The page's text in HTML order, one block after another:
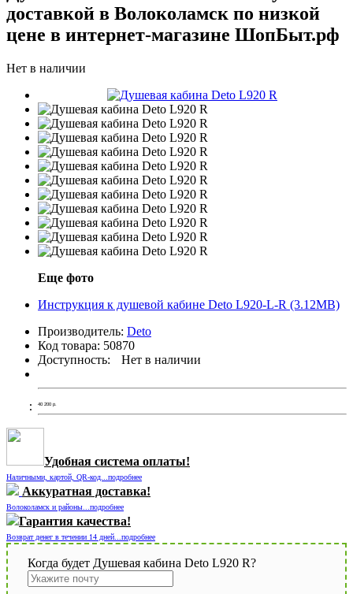
доставкой в Волоколамск по низкой
цене в интернет-магазине ШопБыт.рф
Нет в наличии
Еще фото
Инструкция к душевой кабине Deto L920-L-R (3.12MB)
Производитель: Deto
Код товара: 50870
Доступность:
Нет в наличии
40 200 р.
Удобная система оплаты!
Наличными, картой, QR-код...подробнее
Аккуратная доставка!
Волоколамск и районы...подробнее
Гарантия качества!
Возврат денег в течении 14 дней...подробнее
Когда будет Душевая кабина Deto L920 R?